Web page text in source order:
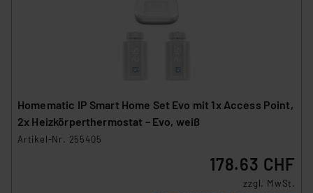
Homematic IP Smart Home Set Evo mit 1x Access Point,
2x Heizkörperthermostat – Evo, weiß
Artikel-Nr. 255405
178.63 CHF
zzgl. MwSt.